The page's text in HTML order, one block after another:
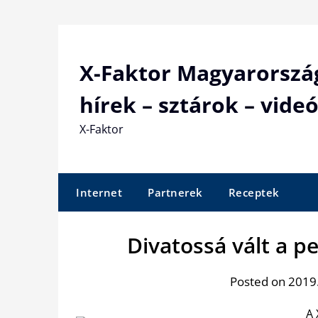
X-Faktor
hírek – sztárok –
X-Faktor
Internet Partnerek Receptek
Divatossá vált a
Posted on
A